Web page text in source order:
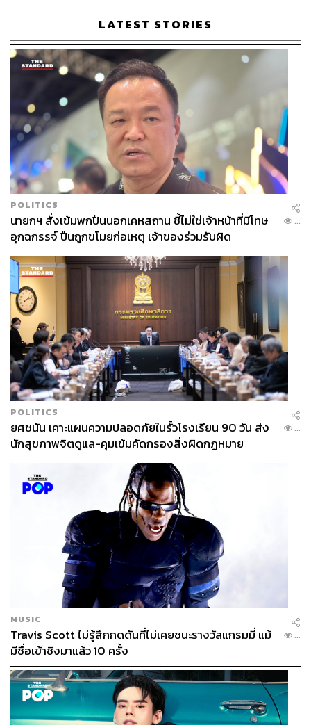
LATEST STORIES
POLITICS
นายกฯ สั่งเข้มพกปืนนอกเคหสถาน ชี้ไม่ใช่เจ้าหน้าที่มีโทษ
อุกฉกรรจ์ ปืนถูกขโมยก่อเหตุ เจ้าของร่วมรับผิด
...
POLITICS
ยศชนัน เคาะแผนความปลอดภัยในรั้วโรงเรียน 90 วัน ส่ง
นักสุขภาพจิตดูแล-คุมเข้มคัดกรองสิ่งผิดกฎหมาย
...
MUSIC
Travis Scott ไม่รู้สึกกดดันที่ไม่เคยชนะรางวัลแกรมมี่ แม้
มีชื่อเข้าชิงมาแล้ว 10 ครั้ง
...